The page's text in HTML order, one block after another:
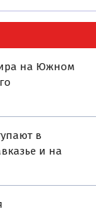
на Южном
в
и на